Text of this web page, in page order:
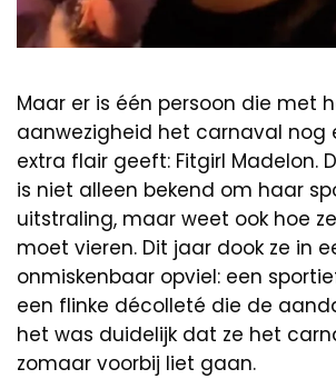
Maar er is één persoon die met
aanwezigheid het carnaval nog
extra flair geeft: Fitgirl Madelon.
is niet alleen bekend om haar
uitstraling, maar weet ook hoe
moet vieren. Dit jaar dook ze in
onmiskenbaar opviel: een
een flinke décolleté die de
het was duidelijk dat ze het
zomaar voorbij liet gaan.